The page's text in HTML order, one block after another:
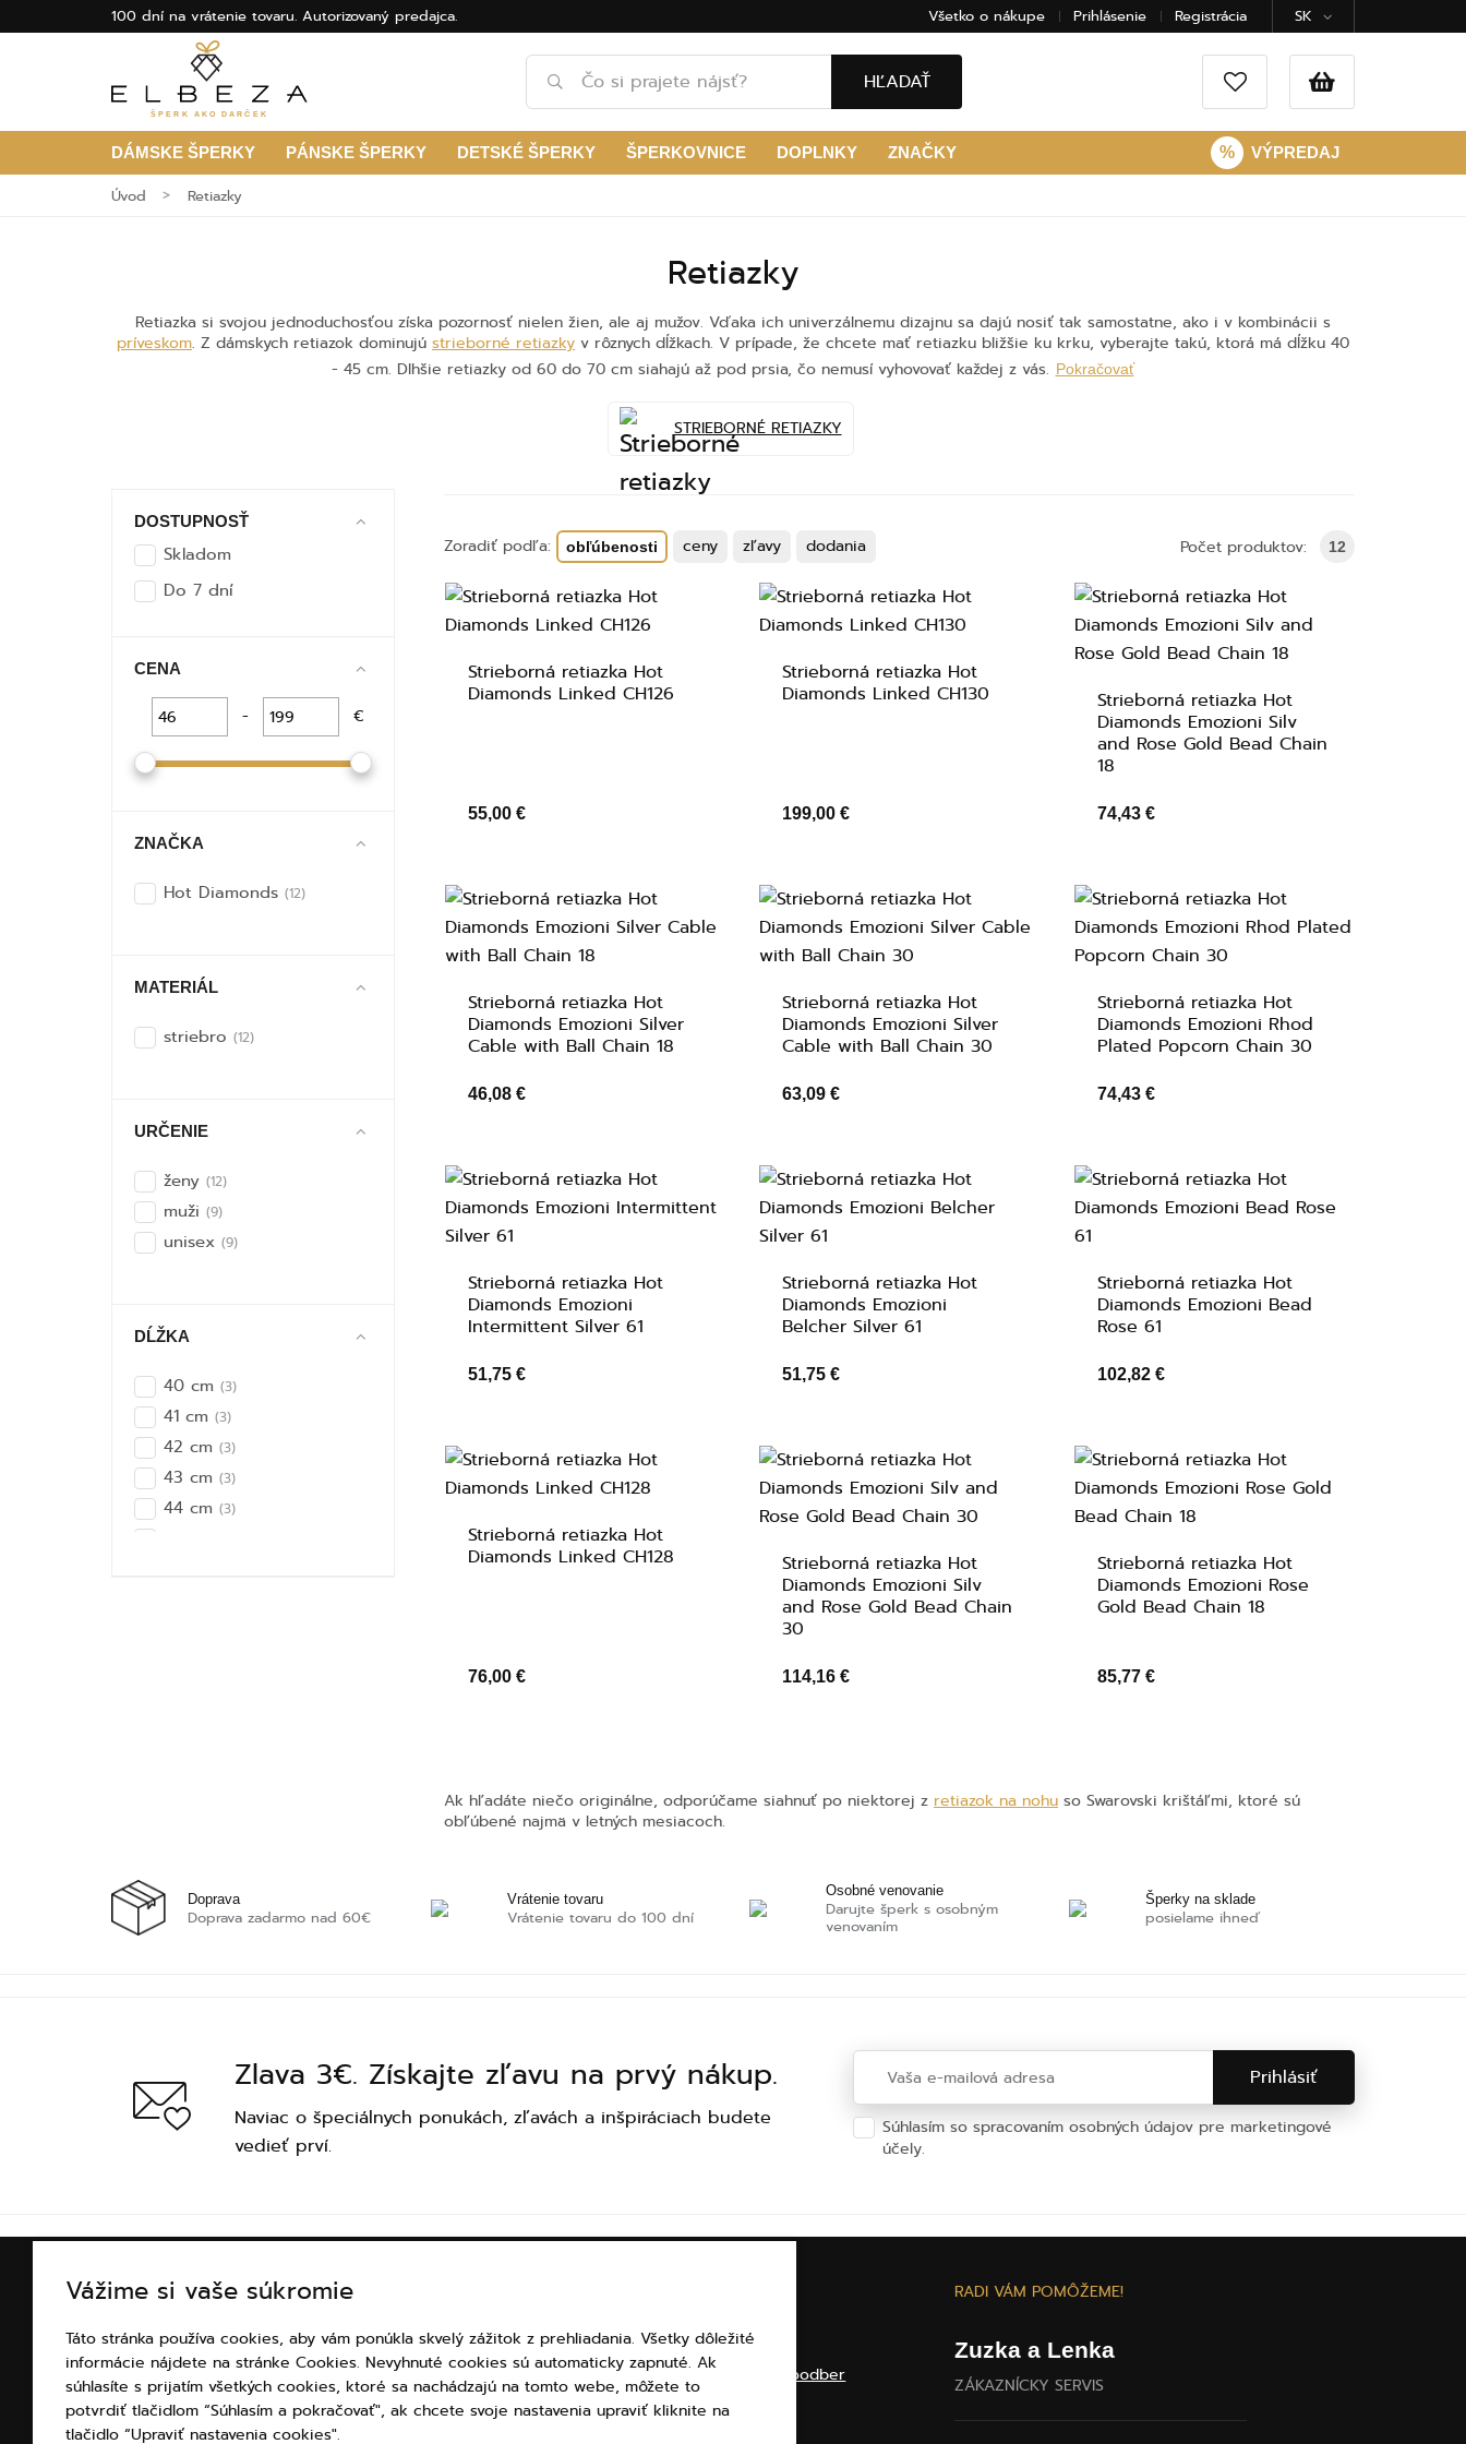
100 dní na vrátenie tovaru. Autorizovaný predajca. Všetko o nákupe Prihlásenie Registrácia SK
ŠPERK AKO DARČEK
HĽADAŤ
DÁMSKE ŠPERKY PÁNSKE ŠPERKY DETSKÉ ŠPERKY ŠPERKOVNICE DOPLNKY ZNAČKY % VÝPREDAJ
Úvod Retiazky
Retiazky
Retiazka si svojou jednoduchosťou získa pozornosť nielen žien, ale aj mužov. Vďaka ich univerzálnemu dizajnu sa dajú nosiť tak samostatne, ako i v kombinácii s
príveskom. Z dámskych retiazok dominujú strieborné retiazky v rôznych dĺžkach. V prípade, že chcete mať retiazku bližšie ku krku, vyberajte takú, ktorá má dĺžku 40
- 45 cm. Dlhšie retiazky od 60 do 70 cm siahajú až pod prsia, čo nemusí vyhovovať každej z vás. Pokračovať
STRIEBORNÉ RETIAZKY
DOSTUPNOSŤ
Skladom
Do 7 dní
CENA
- €
ZNAČKA
Hot Diamonds (12)
MATERIÁL
striebro (12)
URČENIE
ženy (12)
muži (9)
unisex (9)
DĹŽKA
40 cm (3)
41 cm (3)
42 cm (3)
43 cm (3)
44 cm (3)
Zoradiť podľa: obľúbenosti ceny zľavy dodania Počet produktov: 12
Strieborná retiazka Hot
Diamonds Linked CH126
55,00 €
Strieborná retiazka Hot
Diamonds Linked CH130
199,00 €
Strieborná retiazka Hot
Diamonds Emozioni Silv
and Rose Gold Bead Chain
18
74,43 €
Strieborná retiazka Hot
Diamonds Emozioni Silver
Cable with Ball Chain 18
46,08 €
Strieborná retiazka Hot
Diamonds Emozioni Silver
Cable with Ball Chain 30
63,09 €
Strieborná retiazka Hot
Diamonds Emozioni Rhod
Plated Popcorn Chain 30
74,43 €
Strieborná retiazka Hot
Diamonds Emozioni
Intermittent Silver 61
51,75 €
Strieborná retiazka Hot
Diamonds Emozioni
Belcher Silver 61
51,75 €
Strieborná retiazka Hot
Diamonds Emozioni Bead
Rose 61
102,82 €
Strieborná retiazka Hot
Diamonds Linked CH128
76,00 €
Strieborná retiazka Hot
Diamonds Emozioni Silv
and Rose Gold Bead Chain
30
114,16 €
Strieborná retiazka Hot
Diamonds Emozioni Rose
Gold Bead Chain 18
85,77 €
Ak hľadáte niečo originálne, odporúčame siahnuť po niektorej z retiazok na nohu so Swarovski krištáľmi, ktoré sú
obľúbené najmä v letných mesiacoch.
Doprava
Doprava zadarmo nad 60€
Vrátenie tovaru
Vrátenie tovaru do 100 dní
Osobné venovanie
Darujte šperk s osobným
venovaním
Šperky na sklade
posielame ihneď
Zlava 3€. Získajte zľavu na prvý nákup.
Naviac o špeciálnych ponukách, zľavách a inšpiráciach budete
vedieť prví.
Súhlasím so spracovaním osobných údajov pre marketingové
účely.
INFORMÁCIE O NÁKUPE
Všetko o nákupe
Platba
Doprava
Obchodné podmienky
Darčekové poukážky
Veľkoobchod a veľkoodber
Kontakty
RADI VÁM POMÔŽEME!
Zuzka a Lenka
ZÁKAZNÍCKY SERVIS
Vážime si vaše súkromie
Táto stránka používa cookies, aby vám ponúkla skvelý zážitok z prehliadania. Všetky dôležité
informácie nájdete na stránke Cookies. Nevyhnuté cookies sú automaticky zapnuté. Ak
súhlasíte s prijatím všetkých cookies, ktoré sa nachádzajú na tomto webe, môžete to
potvrdiť tlačidlom “Súhlasím a pokračovať", ak chcete svoje nastavenia upraviť kliknite na
tlačidlo “Upraviť nastavenia cookies".